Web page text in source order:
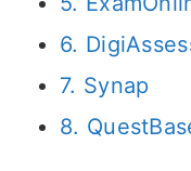
6.
7. Synap
8.